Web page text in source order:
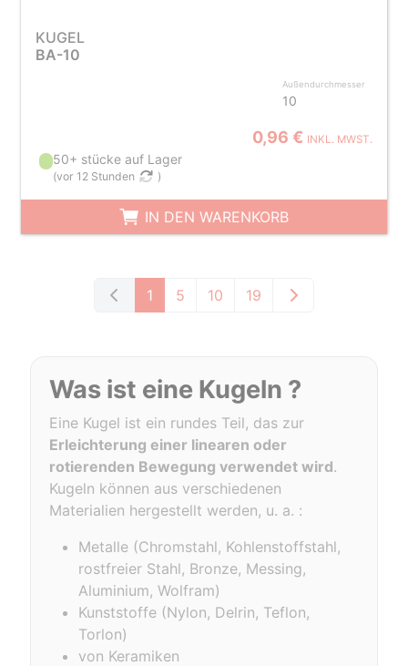
KUGEL
BA-10
Außendurchmesser
10
0,96 € INKL. MWST.
50+ stücke auf Lager
(vor 12 Stunden )
IN DEN WARENKORB
1 5 10 19
Was ist eine Kugeln ?
Eine Kugel ist ein rundes Teil, das zur
Erleichterung einer linearen oder
rotierenden Bewegung verwendet wird.
Kugeln können aus verschiedenen
Materialien hergestellt werden, u. a. :
Metalle (Chromstahl, Kohlenstoffstahl,
rostfreier Stahl, Bronze, Messing,
Aluminium, Wolfram)
Kunststoffe (Nylon, Delrin, Teflon,
Torlon)
von Keramiken